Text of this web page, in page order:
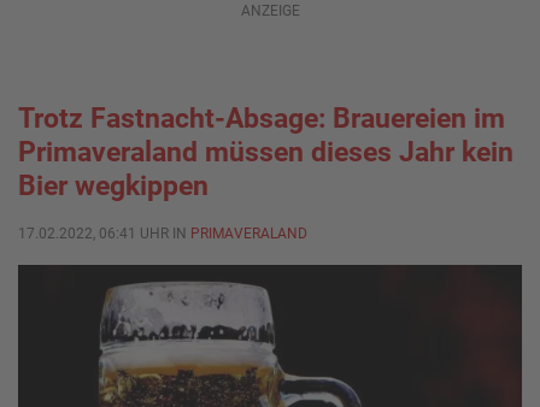
ANZEIGE
Trotz Fastnacht-Absage: Brauereien im
Primaveraland müssen dieses Jahr kein
Bier wegkippen
17.02.2022, 06:41 UHR IN PRIMAVERALAND